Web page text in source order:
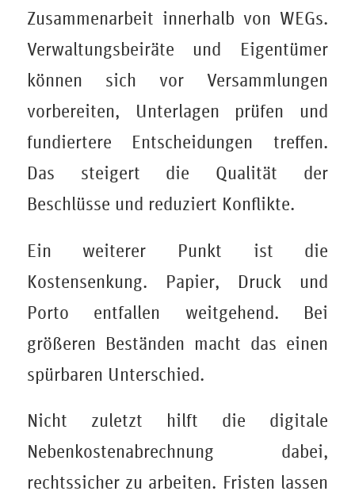
Zusammenarbeit innerhalb von WEGs.
Verwaltungsbeiräte und Eigentümer
können sich vor Versammlungen
vorbereiten, Unterlagen prüfen und
fundiertere Entscheidungen treffen.
Das steigert die Qualität der
Beschlüsse und reduziert Konflikte.
Ein weiterer Punkt ist die
Kostensenkung. Papier, Druck und
Porto entfallen weitgehend. Bei
größeren Beständen macht das einen
spürbaren Unterschied.
Nicht zuletzt hilft die digitale
Nebenkostenabrechnung dabei,
rechtssicher zu arbeiten. Fristen lassen